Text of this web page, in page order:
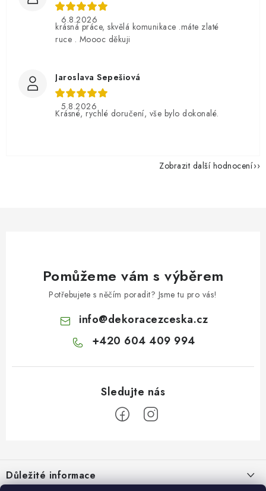
6.8.2026
krásná práce, skvělá komunikace .máte zlaté
ruce . Moooc děkuji
Jaroslava Sepešiová
5.8.2026
Krásné, rychlé doručení, vše bylo dokonalé.
Zobrazit další hodnocení
Pomůžeme vám s výběrem
Potřebujete s něčím poradit? Jsme tu pro vás!
info@dekoracezceska.cz
+420 604 409 994
pDůležité informace